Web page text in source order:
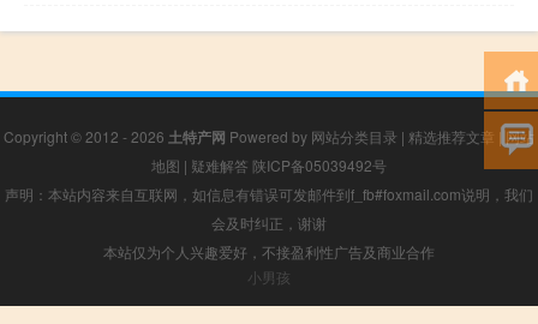
Copyright © 2012 - 2026 土特产网 Powered by 网站分类目录 | 精选推荐文章 | 网站
地图 | 疑难解答 陕ICP备05039492号
声明：本站内容来自互联网，如信息有错误可发邮件到f_fb#foxmail.com说明，我们
会及时纠正，谢谢
本站仅为个人兴趣爱好，不接盈利性广告及商业合作
小男孩